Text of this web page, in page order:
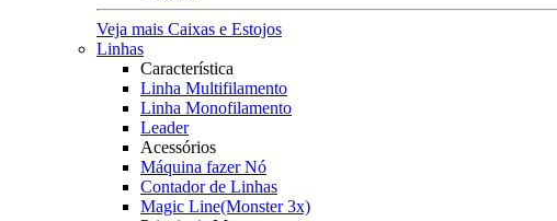
Veja mais Caixas e Estojos
Linhas
Característica
Linha Multifilamento
Linha Monofilamento
Leader
Acessórios
Máquina fazer Nó
Contador de Linhas
Magic Line(Monster 3x)